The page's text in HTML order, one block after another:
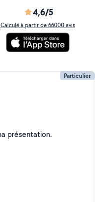
4,6/5
Calculé à partir de 66000 avis
Particulier
Je n'ai pas encore renseigné ma présentation.